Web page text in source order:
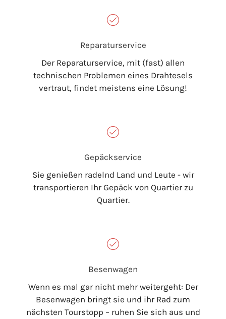
Reparaturservice
Der Reparaturservice, mit (fast) allen
technischen Problemen eines Drahtesels
vertraut, findet meistens eine Lösung!
Gepäckservice
Sie genießen radelnd Land und Leute - wir
transportieren Ihr Gepäck von Quartier zu
Quartier.
Besenwagen
Wenn es mal gar nicht mehr weitergeht: Der
Besenwagen bringt sie und ihr Rad zum
nächsten Tourstopp – ruhen Sie sich aus und